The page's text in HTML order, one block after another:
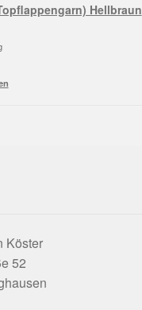
Hellbraun
€.
Köster
52